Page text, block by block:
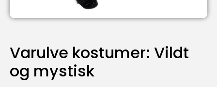
Varulve kostumer: Vildt
og mystisk